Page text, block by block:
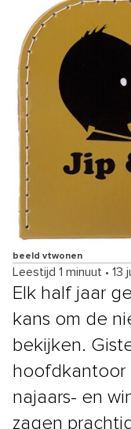
beeld vtwonen
Leestijd 1 minuut • 13
Elk half jaar
kans om de
bekijken.
hoofdkantoor
najaars- en
zagen